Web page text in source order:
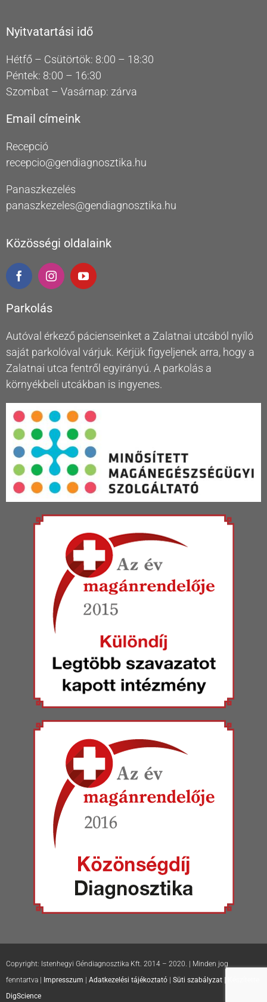
Nyitvatartási idő
Hétfő – Csütörtök: 8:00 – 18:30
Péntek: 8:00 – 16:30
Szombat – Vasárnap: zárva
Email címeink
Recepció
recepcio@gendiagnosztika.hu
Panaszkezelés
panaszkezeles@gendiagnosztika.hu
Közösségi oldalaink
Parkolás
Autóval érkező pácienseinket a Zalatnai utcából nyíló
saját parkolóval várjuk. Kérjük figyeljenek arra, hogy a
Zalatnai utca fentről egyirányú. A parkolás a
környékbeli utcákban is ingyenes.
Copyright: Istenhegyi Géndiagnosztika Kft. 2014 – 2020. | Minden jog
fenntartva | Impresszum | Adatkezelési tájékoztató | Süti szabályzat | Készítette:
DigScience